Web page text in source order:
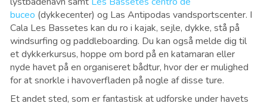
buceo (dykkecenter) og Las Antipodas vandsportscenter. I
Cala Les Bassetes kan du ro i kajak, sejle, dykke, stå på
windsurfing og paddleboarding. Du kan også melde dig til
et dykkerkursus, hoppe om bord på en katamaran eller
nyde havet på en organiseret bådtur, hvor der er mulighed
for at snorkle i havoverfladen på nogle af disse ture.
Et andet sted, som er fantastisk at udforske under havets